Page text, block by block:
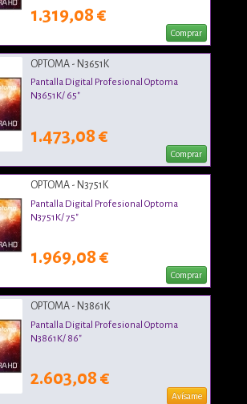
1.319,08 €
Comprar
OPTOMA - N3651K
Pantalla Digital Profesional Optoma
N3651K/ 65"
1.473,08 €
Comprar
OPTOMA - N3751K
Pantalla Digital Profesional Optoma
N3751K/ 75"
1.969,08 €
Comprar
OPTOMA - N3861K
Pantalla Digital Profesional Optoma
N3861K/ 86"
2.603,08 €
Avísame